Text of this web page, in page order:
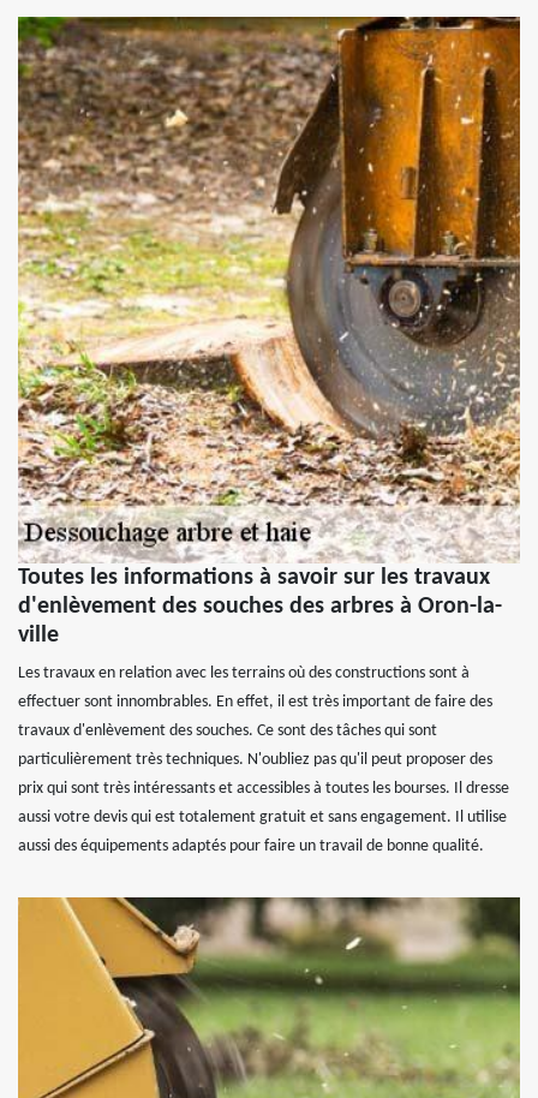
Toutes les informations à savoir sur les travaux
d'enlèvement des souches des arbres à Oron-la-
ville
Les travaux en relation avec les terrains où des constructions sont à
effectuer sont innombrables. En effet, il est très important de faire des
travaux d'enlèvement des souches. Ce sont des tâches qui sont
particulièrement très techniques. N'oubliez pas qu'il peut proposer des
prix qui sont très intéressants et accessibles à toutes les bourses. Il dresse
aussi votre devis qui est totalement gratuit et sans engagement. Il utilise
aussi des équipements adaptés pour faire un travail de bonne qualité.